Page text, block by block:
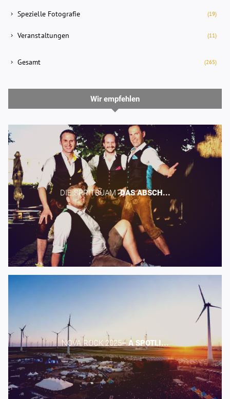
Spezielle Fotografie (19)
Veranstaltungen (11)
Gesamt (265)
Wir empfehlen
DIE SPRITBUAM -​DAS ABSCH...
NOVA ROCK 2025​– A SPOTLI...